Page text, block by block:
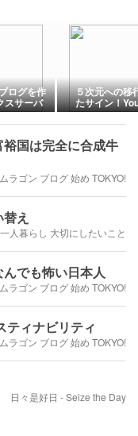
ログを作
サーバ
を移行す
５次元への移
たサイン！
転載！
国は完全に合成牛
ムラゴン ブログ 始め TOKYO!
え
人暮らし 大切にしたいこと
でも怖い日本人
ムラゴン ブログ 始め TOKYO!
ティナビリティ
ムラゴン ブログ 始め TOKYO!
日々是好日 - Seize the Day